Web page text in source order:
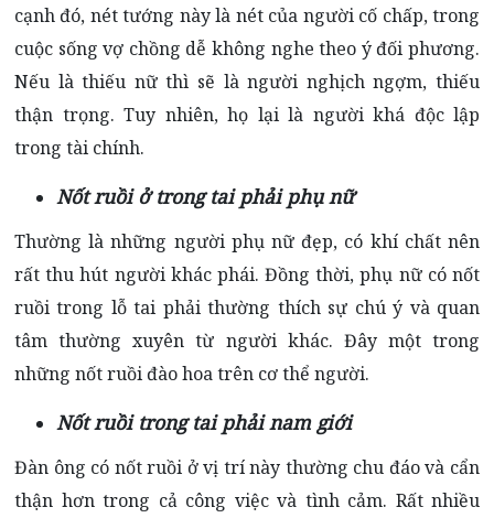
cạnh đó, nét tướng này là nét của người cố chấp, trong
cuộc sống vợ chồng dễ không nghe theo ý đối phương.
Nếu là thiếu nữ thì sẽ là người nghịch ngợm, thiếu
thận trọng. Tuy nhiên, họ lại là người khá độc lập
trong tài chính.
Nốt ruồi ở trong tai phải phụ nữ
Thường là những người phụ nữ đẹp, có khí chất nên
rất thu hút người khác phái. Đồng thời, phụ nữ có nốt
ruồi trong lỗ tai phải thường thích sự chú ý và quan
tâm thường xuyên từ người khác. Đây một trong
những nốt ruồi đào hoa trên cơ thể người.
Nốt ruồi trong tai phải nam giới
Đàn ông có nốt ruồi ở vị trí này thường chu đáo và cẩn
thận hơn trong cả công việc và tình cảm. Rất nhiều